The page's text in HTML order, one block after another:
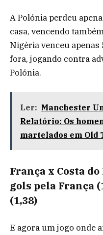
A Polónia perdeu
casa, vencendo
Nigéria venceu
fora, jogando contra
Polónia.
Ler: Manchester
Relatório: Os
martelados em Old
França x Costa
gols pela França
(1,38)
E agora um jogo onde